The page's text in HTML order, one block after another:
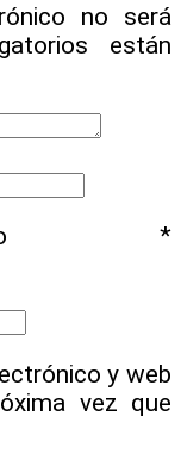
no será
están
*
y web
vez que